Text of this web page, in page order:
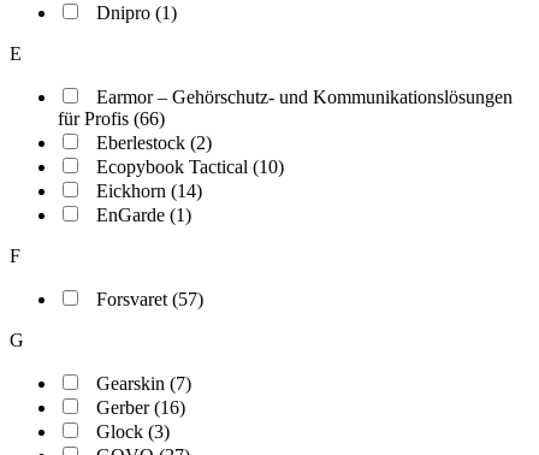
Dnipro (1)
E
Earmor – Gehörschutz- und Kommunikationslösungen
für Profis (66)
Eberlestock (2)
Ecopybook Tactical (10)
Eickhorn (14)
EnGarde (1)
F
Forsvaret (57)
G
Gearskin (7)
Gerber (16)
Glock (3)